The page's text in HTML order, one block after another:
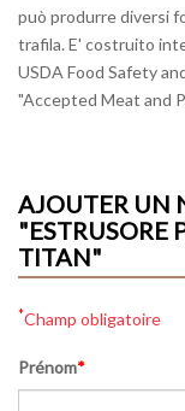
può produrre diversi
trafila. E' costruito
USDA Food Safety
"Accepted Meat and
AJOUTER UN
"ESTRUSORE
TITAN"
*Champ obligatoire
Prénom*